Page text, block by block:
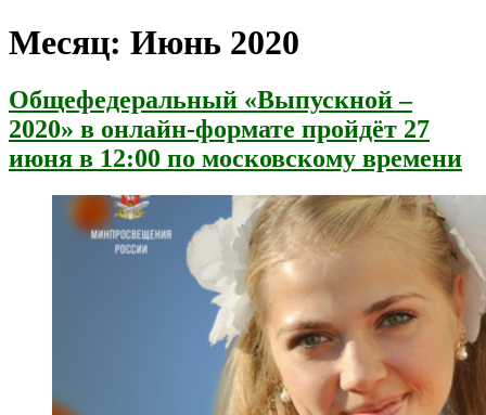
Месяц: Июнь 2020
Общефедеральный «Выпускной –
2020» в онлайн-формате пройдёт 27
июня в 12:00 по московскому времени